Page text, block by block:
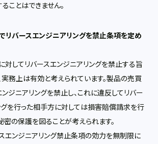
ことはできません。
リバースエンジニアリングを禁止条項を定め
してリバースエンジニアリングを禁止する旨
務上は有効と考えられています。製品の売買
ジニアリングを禁止し、これに違反してリバー
グを行った相手方に対しては損害賠償請求を行
密の保護を図ることが考えられます。
エンジニアリング禁止条項の効力を無制限に